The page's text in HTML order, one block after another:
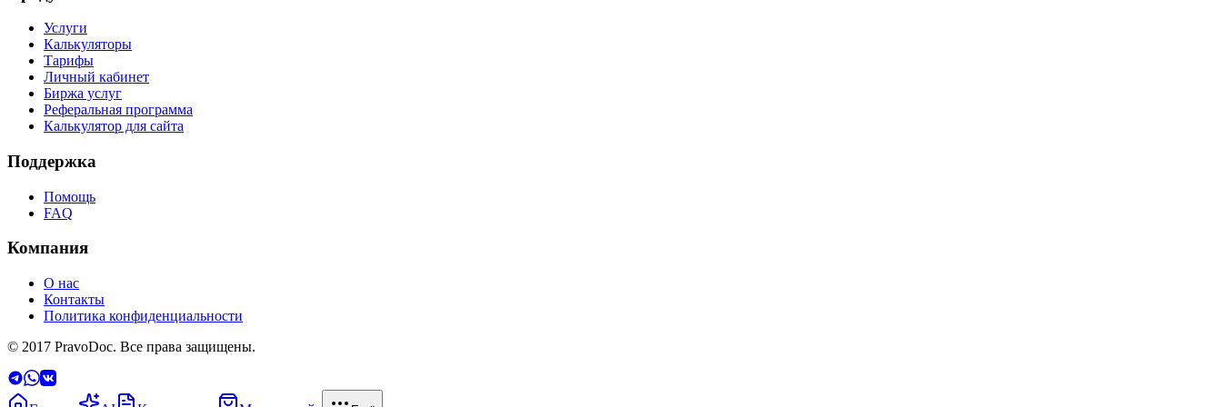
Услуги
Калькуляторы
Тарифы
Личный кабинет
Биржа услуг
Реферальная программа
Калькулятор для сайта
Поддержка
Помощь
FAQ
Компания
О нас
Контакты
Политика конфиденциальности
© 2017 PravoDoc. Все права защищены.